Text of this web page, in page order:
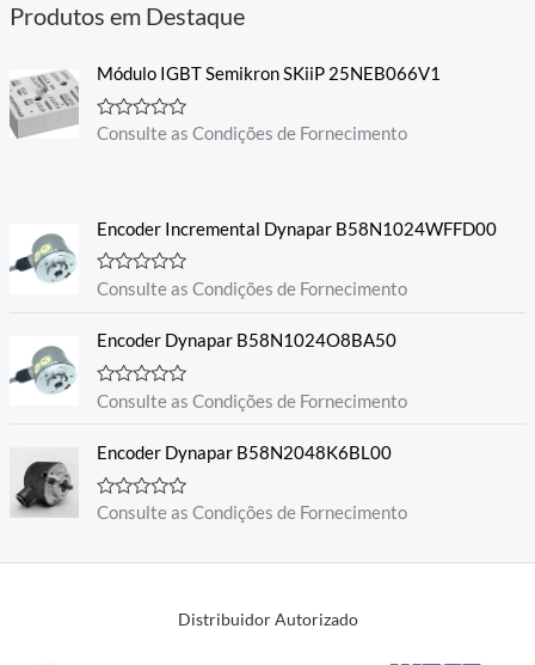
Produtos em Destaque
Módulo IGBT Semikron SKiiP 25NEB066V1
A
ç
o
0
d
5
Consulte as Condições de Fornecimento
Encoder Incremental Dynapar B58N1024WFFD00
A
l
a
ç
ã
d
5
Consulte as Condições de Fornecimento
Encoder Dynapar B58N1024O8BA50
A
l
a
ç
ã
d
Consulte as Condições de Fornecimento
Encoder Dynapar B58N2048K6BL00
A
l
Consulte as Condições de Fornecimento
Distribuidor Autorizado